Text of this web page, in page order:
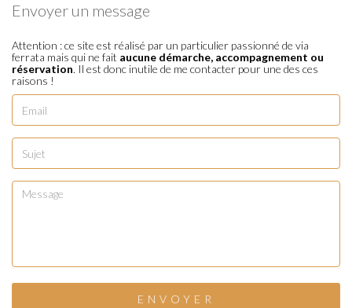
Envoyer un message
Attention : ce site est réalisé par un particulier passionné de via
ferrata mais qui ne fait aucune démarche, accompagnement ou
réservation. Il est donc inutile de me contacter pour une des ces
raisons !